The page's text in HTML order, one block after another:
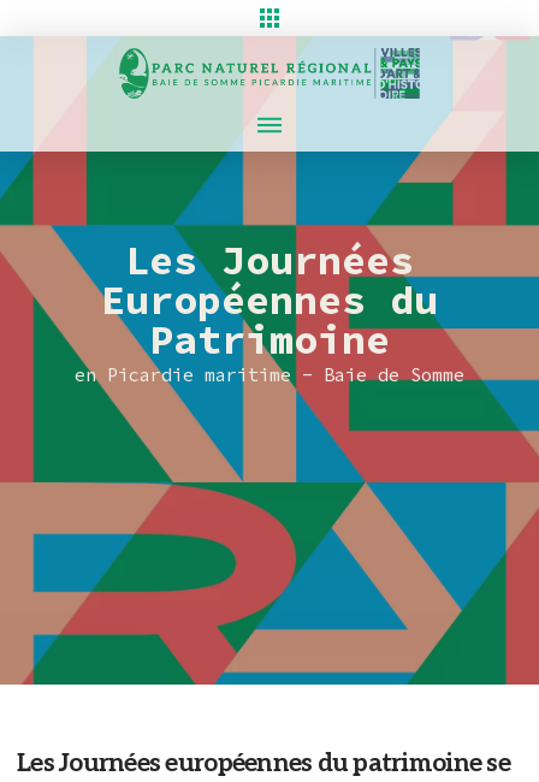
Les Journées
Européennes du
Patrimoine
en Picardie maritime - Baie de Somme
Les Journées européennes du patrimoine se